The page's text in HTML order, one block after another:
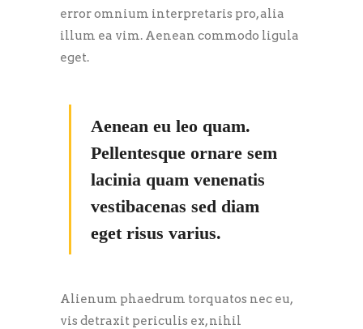
error omnium interpretaris pro, alia
illum ea vim. Aenean commodo ligula
eget.
Aenean eu leo quam.
Pellentesque ornare sem
lacinia quam venenatis
vestibacenas sed diam
eget risus varius.
Alienum phaedrum torquatos nec eu,
vis detraxit periculis ex, nihil